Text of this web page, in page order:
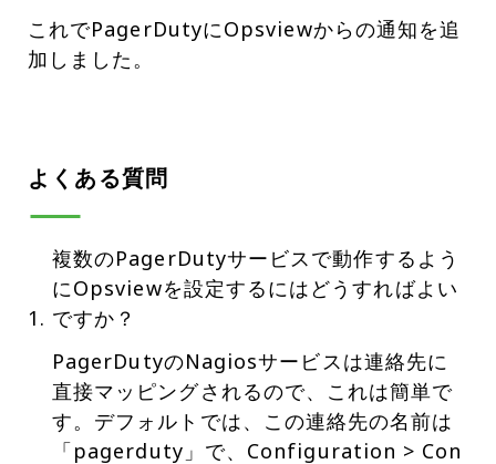
これでPagerDutyにOpsviewからの通知を追
加しました。
よくある質問
複数のPagerDutyサービスで動作するよう
にOpsviewを設定するにはどうすればよい
ですか？
PagerDutyのNagiosサービスは連絡先に
直接マッピングされるので、これは簡単で
す。デフォルトでは、この連絡先の名前は
「pagerduty」で、Configuration > Con